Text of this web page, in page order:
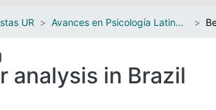
UR Avances en Psicología Latinoamericana
analysis in Brazil